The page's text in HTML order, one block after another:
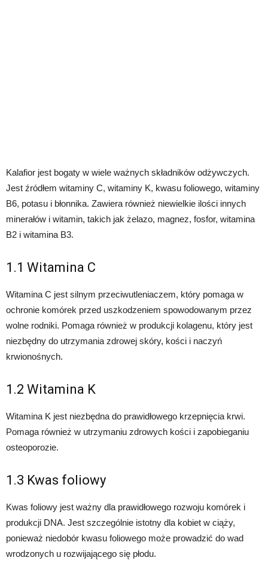
Kalafior jest bogaty w wiele ważnych składników odżywczych.
Jest źródłem witaminy C, witaminy K, kwasu foliowego, witaminy
B6, potasu i błonnika. Zawiera również niewielkie ilości innych
minerałów i witamin, takich jak żelazo, magnez, fosfor, witamina
B2 i witamina B3.
1.1 Witamina C
Witamina C jest silnym przeciwutleniaczem, który pomaga w
ochronie komórek przed uszkodzeniem spowodowanym przez
wolne rodniki. Pomaga również w produkcji kolagenu, który jest
niezbędny do utrzymania zdrowej skóry, kości i naczyń
krwionośnych.
1.2 Witamina K
Witamina K jest niezbędna do prawidłowego krzepnięcia krwi.
Pomaga również w utrzymaniu zdrowych kości i zapobieganiu
osteoporozie.
1.3 Kwas foliowy
Kwas foliowy jest ważny dla prawidłowego rozwoju komórek i
produkcji DNA. Jest szczególnie istotny dla kobiet w ciąży,
ponieważ niedobór kwasu foliowego może prowadzić do wad
wrodzonych u rozwijającego się płodu.